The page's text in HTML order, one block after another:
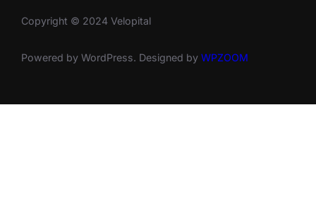
Copyright © 2024 Velopital
Powered by WordPress. Designed by WPZOOM